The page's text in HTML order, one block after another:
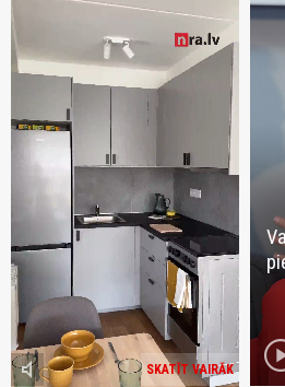
SKATĪT VAIRĀK
volume_mute